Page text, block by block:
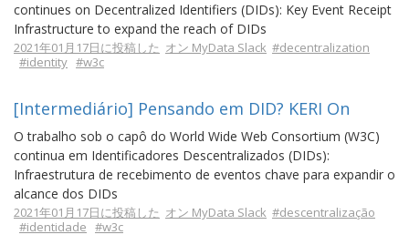
continues on Decentralized Identifiers (DIDs): Key Event Receipt
Infrastructure to expand the reach of DIDs
2021年01月17日に投稿した オン MyData Slack #decentralization
#identity #w3c
[Intermediário] Pensando em DID? KERI On
O trabalho sob o capô do World Wide Web Consortium (W3C)
continua em Identificadores Descentralizados (DIDs):
Infraestrutura de recebimento de eventos chave para expandir o
alcance dos DIDs
2021年01月17日に投稿した オン MyData Slack #descentralização
#identidade #w3c